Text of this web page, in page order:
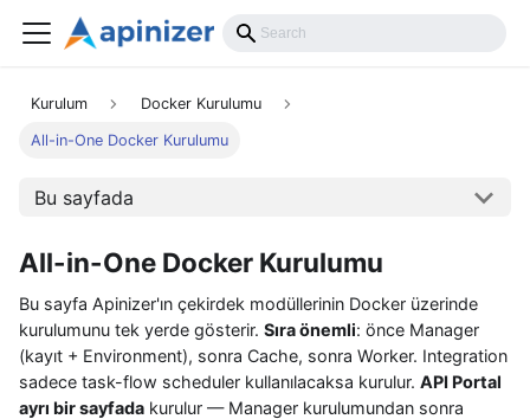
Kurulum Docker Kurulumu
All-in-One Docker Kurulumu
Bu sayfada
All-in-One Docker Kurulumu
Bu sayfa Apinizer'ın çekirdek modüllerinin Docker üzerinde
kurulumunu tek yerde gösterir. Sıra önemli: önce Manager
(kayıt + Environment), sonra Cache, sonra Worker. Integration
sadece task-flow scheduler kullanılacaksa kurulur. API Portal
ayrı bir sayfada kurulur — Manager kurulumundan sonra